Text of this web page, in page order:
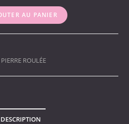
AU PANIER
ROULÉE
DESCRIPTION